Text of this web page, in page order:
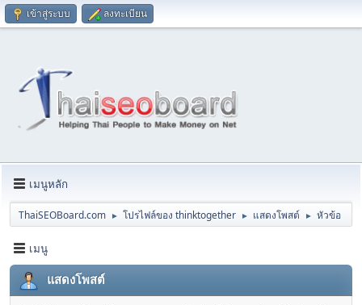
เข้าสู่ระบบ ลงทะเบียน
เมนูหลัก
ThaiSEOBoard.com ► โปรไฟล์ของ thinktogether ► แสดงโพสต์ ► หัวข้อ
เมนู
แสดงโพสต์